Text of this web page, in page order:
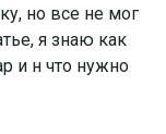
но все не мог
я знаю как
и н что нужно